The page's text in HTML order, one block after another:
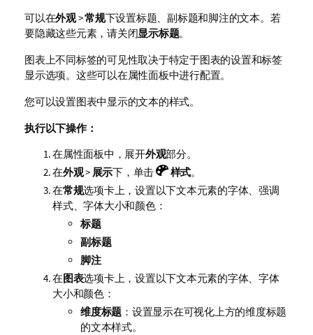
可以在外观>常规下设置标题、副标题和脚注的文本。若
要隐藏这些元素，请关闭显示标题。
图表上不同标签的可见性取决于特定于图表的设置和标签
显示选项。这些可以在属性面板中进行配置。
您可以设置图表中显示的文本的样式。
执行以下操作：
在属性面板中，展开外观部分。
在外观> 展示下，单击 样式。
在常规选项卡上，设置以下文本元素的字体、强调
样式、字体大小和颜色：
标题
副标题
脚注
在图表选项卡上，设置以下文本元素的字体、字体
大小和颜色：
维度标题 ：设置显示在可视化上方的维度标题
的文本样式。